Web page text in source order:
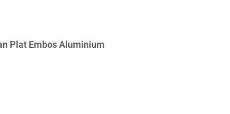
Plat Embos Aluminium